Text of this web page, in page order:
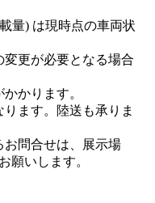
量) は現時点の車両状
更が必要となる場合
かかります。
ります。陸送も承りま
お問合せは、展示場
願いします。